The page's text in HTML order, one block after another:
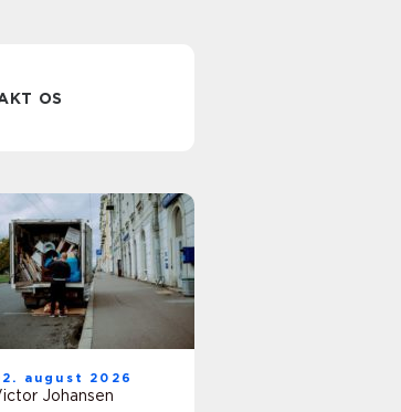
OS
august 2026
Johansen